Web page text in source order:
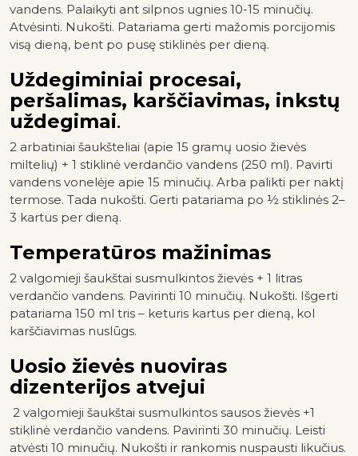
vandens. Palaikyti ant silpnos ugnies 10-15 minučių.
Atvėsinti. Nukošti. Patariama gerti mažomis porcijomis
visą dieną, bent po pusę stiklinės per dieną.
Uždegiminiai procesai,
peršalimas, karščiavimas, inkstų
uždegimai.
2 arbatiniai šaukšteliai (apie 15 gramų uosio žievės
miltelių) + 1 stiklinė verdančio vandens (250 ml). Pavirti
vandens vonelėje apie 15 minučių. Arba palikti per naktį
termose. Tada nukošti. Gerti patariama po ½ stiklinės 2–
3 kartus per dieną.
Temperatūros mažinimas
2 valgomieji šaukštai susmulkintos žievės + 1 litras
verdančio vandens. Pavirinti 10 minučių. Nukošti. Išgerti
patariama 150 ml tris – keturis kartus per dieną, kol
karščiavimas nuslūgs.
Uosio žievės nuoviras
dizenterijos atvejui
2 valgomieji šaukštai susmulkintos sausos žievės +1
stiklinė verdančio vandens. Pavirinti 30 minučių. Leisti
atvėsti 10 minučių. Nukošti ir rankomis nuspausti likučius.